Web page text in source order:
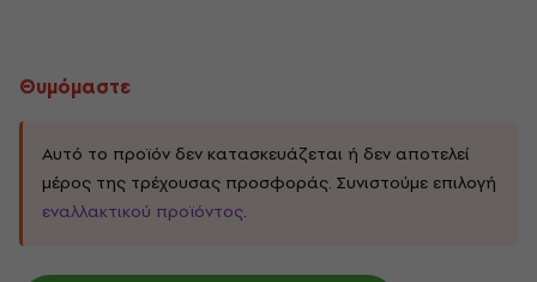
Θυμόμαστε
Αυτό το προϊόν δεν κατασκευάζεται ή δεν αποτελεί
μέρος της τρέχουσας προσφοράς. Συνιστούμε επιλογή
εναλλακτικού προϊόντος.